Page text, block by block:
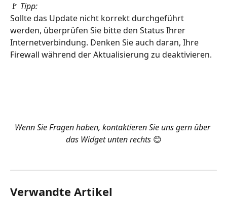
🚩 Tipp:
Sollte das Update nicht korrekt durchgeführt
werden, überprüfen Sie bitte den Status Ihrer
Internetverbindung. Denken Sie auch daran, Ihre
Firewall während der Aktualisierung zu deaktivieren.
Wenn Sie Fragen haben, kontaktieren Sie uns gern über
das Widget unten rechts 😊
Verwandte Artikel